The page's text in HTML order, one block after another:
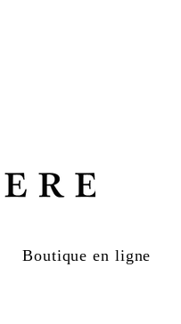
Boutique en ligne